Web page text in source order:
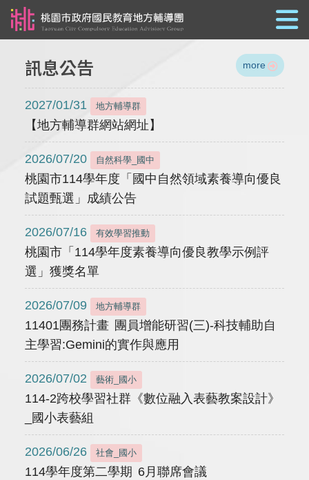
訊息公告 more
2027/01/31 地方輔導群
【地方輔導群網站網址】
2026/07/20 自然科學_國中
桃園市114學年度「國中自然領域素養導向優良
試題甄選」成績公告
2026/07/16 有效學習推動
桃園市「114學年度素養導向優良教學示例評
選」獲獎名單
2026/07/09 地方輔導群
11401團務計畫 團員增能研習(三)-科技輔助自
主學習:Gemini的實作與應用
2026/07/02 藝術_國小
114-2跨校學習社群《數位融入表藝教案設計》
_國小表藝組
2026/06/26 社會_國小
114學年度第二學期 6月聯席會議